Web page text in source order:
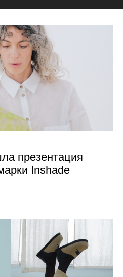
презентация
Inshade